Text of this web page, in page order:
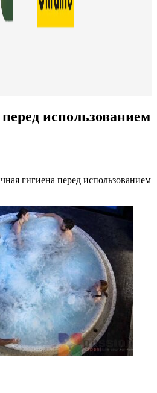
использованием
гигиена перед использованием